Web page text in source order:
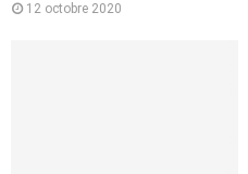
12 octobre 2020